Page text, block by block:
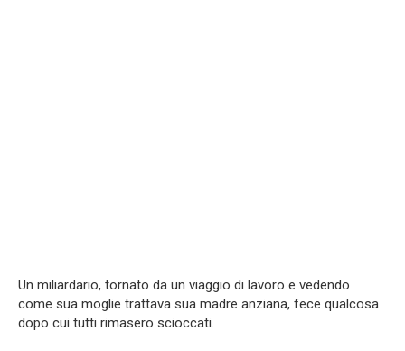
Un miliardario, tornato da un viaggio di lavoro e vedendo
come sua moglie trattava sua madre anziana, fece qualcosa
dopo cui tutti rimasero scioccati.